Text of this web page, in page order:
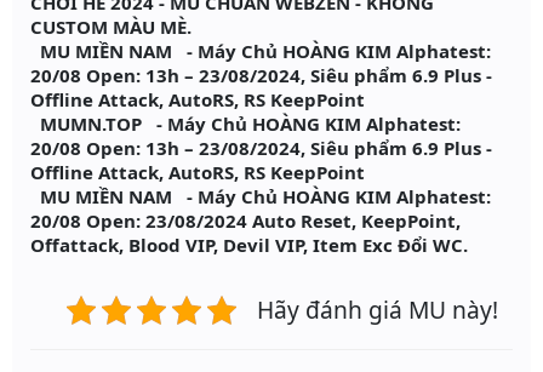
CUSTOM MÀU MÈ.
MU MIỀN NAM - Máy Chủ HOÀNG KIM Alphatest:
20/08 Open: 13h – 23/08/2024, Siêu phẩm 6.9 Plus -
Offline Attack, AutoRS, RS KeepPoint
MUMN.TOP - Máy Chủ HOÀNG KIM Alphatest:
20/08 Open: 13h – 23/08/2024, Siêu phẩm 6.9 Plus -
Offline Attack, AutoRS, RS KeepPoint
MU MIỀN NAM - Máy Chủ HOÀNG KIM Alphatest:
20/08 Open: 23/08/2024 Auto Reset, KeepPoint,
Offattack, Blood VIP, Devil VIP, Item Exc Đổi WC.
Hãy đánh giá MU này!